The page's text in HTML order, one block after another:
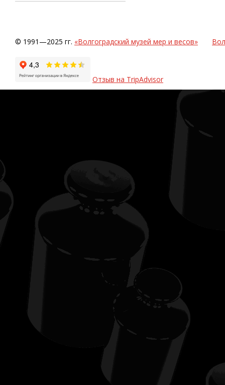
© 1991—2025 гг. «Волгоградский музей мер и весов»
Отзыв на TripAdvisor